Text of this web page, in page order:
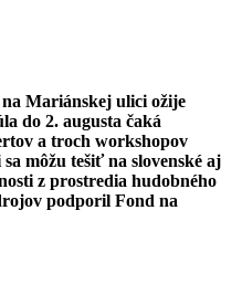
na Mariánskej ulici ožije
do 2. augusta čaká
a troch workshopov
môžu tešiť na slovenské aj
z prostredia hudobného
podporil Fond na